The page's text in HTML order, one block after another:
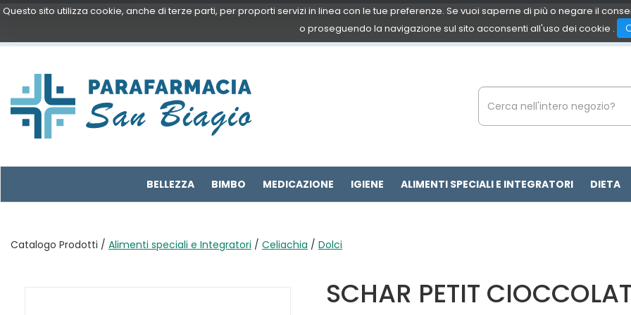
Passa
principale
Questo sito utilizza cookie, anche di terze parti, per proporti servizi in linea con le tue preferenze. Se vuoi saperne di più o negare il
o proseguendo la navigazione sul sito acconsenti all'uso dei cookie .
San
Biagio
Cerca
Prodotto
BELLEZZA BIMBO MEDICAZIONE IGIENE ALIMENTI SPECIALI E INTEGRATORI DIETA
Catalogo Prodotti / Alimenti speciali e Integratori / Celiachia / Dolci
SCHAR PETIT